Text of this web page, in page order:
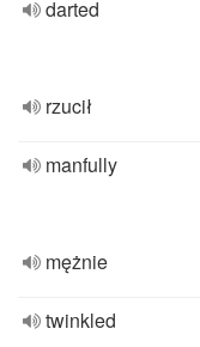
darted
rzucił
manfully
mężnie
twinkled